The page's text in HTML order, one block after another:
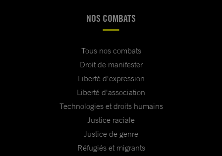
NOS COMBATS
Tous nos combats
Droit de manifester
Liberté d'expression
Liberté d'association
Technologies et droits humains
Justice raciale
Justice de genre
Réfugiés et migrants